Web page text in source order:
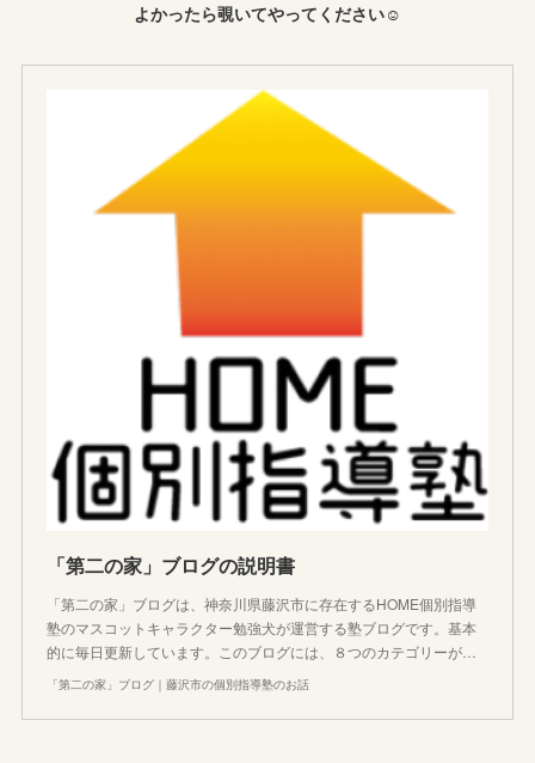
よかったら覗いてやってください☺︎
「第二の家」ブログの説明書
「第二の家」ブログは、神奈川県藤沢市に存在するHOME個別指導
塾のマスコットキャラクター勉強犬が運営する塾ブログです。基本
的に毎日更新しています。このブログには、８つのカテゴリーが…
「第二の家」ブログ｜藤沢市の個別指導塾のお話